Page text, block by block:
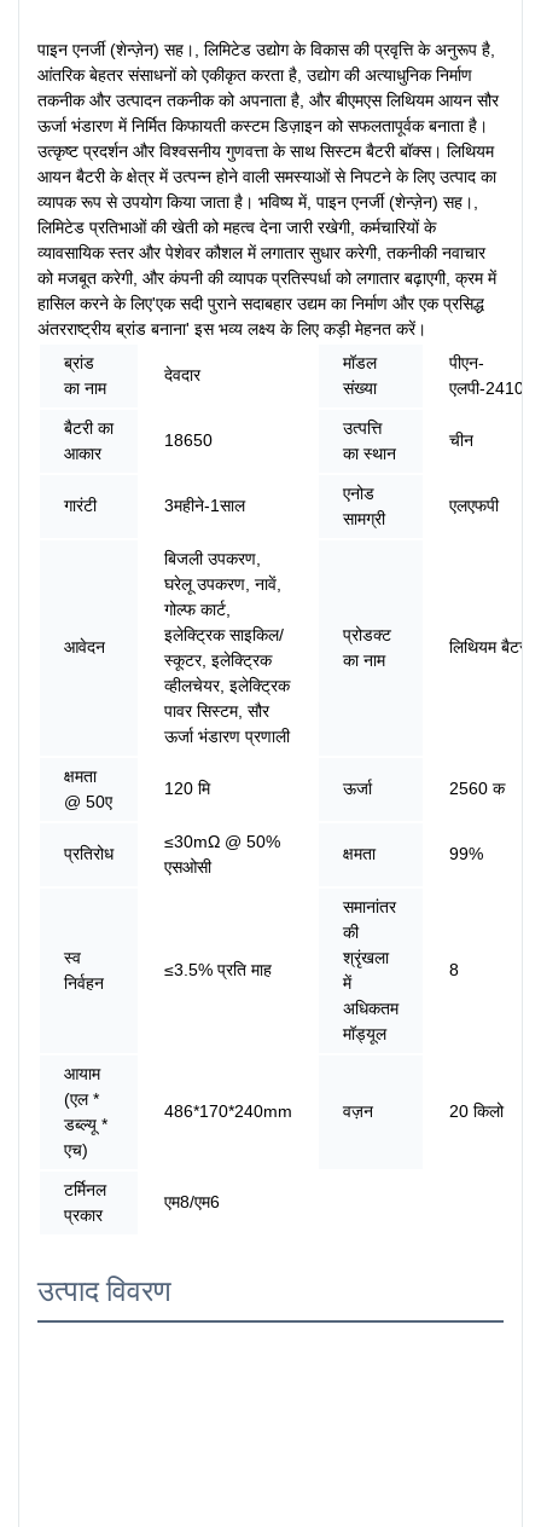
पाइन एनर्जी (शेन्ज़ेन) सह।, लिमिटेड उद्योग के विकास की प्रवृत्ति के अनुरूप है,
आंतरिक बेहतर संसाधनों को एकीकृत करता है, उद्योग की अत्याधुनिक निर्माण
तकनीक और उत्पादन तकनीक को अपनाता है, और बीएमएस लिथियम आयन सौर
ऊर्जा भंडारण में निर्मित किफायती कस्टम डिज़ाइन को सफलतापूर्वक बनाता है।
उत्कृष्ट प्रदर्शन और विश्वसनीय गुणवत्ता के साथ सिस्टम बैटरी बॉक्स। लिथियम
आयन बैटरी के क्षेत्र में उत्पन्न होने वाली समस्याओं से निपटने के लिए उत्पाद का
व्यापक रूप से उपयोग किया जाता है। भविष्य में, पाइन एनर्जी (शेन्ज़ेन) सह।,
लिमिटेड प्रतिभाओं की खेती को महत्व देना जारी रखेगी, कर्मचारियों के
व्यावसायिक स्तर और पेशेवर कौशल में लगातार सुधार करेगी, तकनीकी नवाचार
को मजबूत करेगी, और कंपनी की व्यापक प्रतिस्पर्धा को लगातार बढ़ाएगी, क्रम में
हासिल करने के लिए'एक सदी पुराने सदाबहार उद्यम का निर्माण और एक प्रसिद्ध
अंतरराष्ट्रीय ब्रांड बनाना' इस भव्य लक्ष्य के लिए कड़ी मेहनत करें।
ब्रांड
का नाम
देवदार
मॉडल
संख्या
पीएन-
एलपी-24100
बैटरी का
आकार
18650
उत्पत्ति
का स्थान
चीन
गारंटी 3महीने-1साल
एनोड
सामग्री
एलएफपी
आवेदन
बिजली उपकरण,
घरेलू उपकरण, नावें,
गोल्फ कार्ट,
इलेक्ट्रिक साइकिल/
स्कूटर, इलेक्ट्रिक
व्हीलचेयर, इलेक्ट्रिक
पावर सिस्टम, सौर
ऊर्जा भंडारण प्रणाली
प्रोडक्ट
का नाम
लिथियम बैटरी
क्षमता
@ 50ए
120 मि ऊर्जा 2560 क
प्रतिरोध
≤30mΩ @ 50%
एसओसी
क्षमता 99%
स्व
निर्वहन
≤3.5% प्रति माह
समानांतर
की
श्रृंखला
में
अधिकतम
मॉड्यूल
8
आयाम
(एल *
डब्ल्यू *
एच)
486*170*240mm वज़न 20 किलो
टर्मिनल
प्रकार
एम8/एम6
उत्पाद विवरण